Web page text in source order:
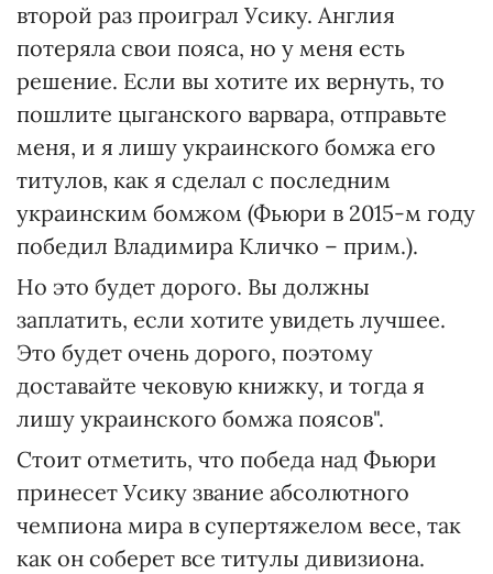
второй раз проиграл Усику. Англия
потеряла свои пояса, но у меня есть
решение. Если вы хотите их вернуть, то
пошлите цыганского варвара, отправьте
меня, и я лишу украинского бомжа его
титулов, как я сделал с последним
украинским бомжом (Фьюри в 2015-м году
победил Владимира Кличко – прим.).
Но это будет дорого. Вы должны
заплатить, если хотите увидеть лучшее.
Это будет очень дорого, поэтому
доставайте чековую книжку, и тогда я
лишу украинского бомжа поясов".
Стоит отметить, что победа над Фьюри
принесет Усику звание абсолютного
чемпиона мира в супертяжелом весе, так
как он соберет все титулы дивизиона.